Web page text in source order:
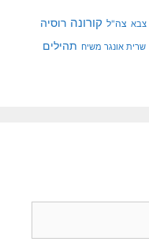
צבא צה"ל קורונה רוסיה
שרית אונגר משיח תהילים